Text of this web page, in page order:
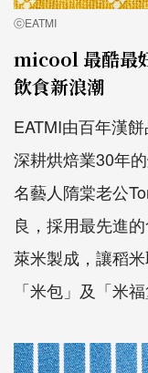
ⓒEATMI
micool 最酷最
飲食新浪潮
EATMI由百年漢
深耕烘焙業30年
名藝人隋棠老公
良，採用最先進
萊米製成，讓稻
「米包」及「米福